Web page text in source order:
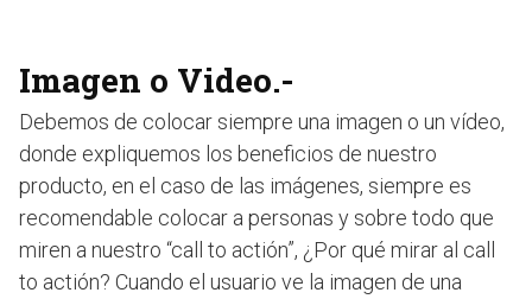
Imagen o Video.-
Debemos de colocar siempre una imagen o un vídeo,
donde expliquemos los beneficios de nuestro
producto, en el caso de las imágenes, siempre es
recomendable colocar a personas y sobre todo que
miren a nuestro “call to actión”, ¿Por qué mirar al call
to actión? Cuando el usuario ve la imagen de una